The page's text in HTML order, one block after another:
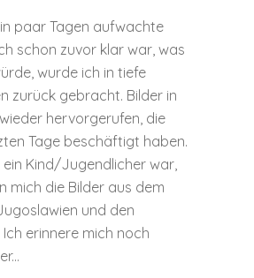
paar Tagen aufwachte
schon zuvor klar war, was
wurde ich in tiefe
zurück gebracht. Bilder in
hervorgerufen, die
Tage beschäftigt haben.
ein Kind/Jugendlicher war,
mich die Bilder aus dem
und den
erinnere mich noch